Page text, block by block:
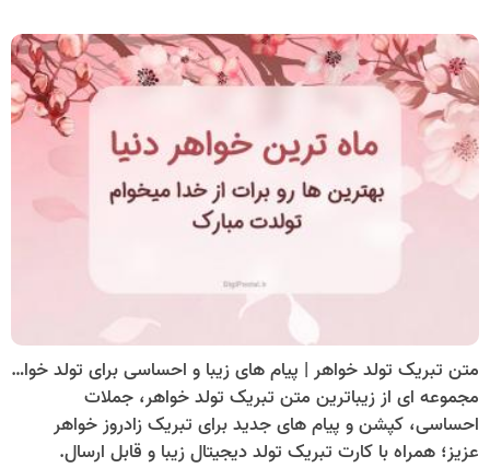
متن تبریک تولد خواهر | پیام های زیبا و احساسی برای تولد خواهر + کارت تبریک دیجیتال
مجموعه ای از زیباترین متن تبریک تولد خواهر، جملات
احساسی، کپشن و پیام های جدید برای تبریک زادروز خواهر
عزیز؛ همراه با کارت تبریک تولد دیجیتال زیبا و قابل ارسال.